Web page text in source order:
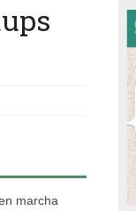
marcha